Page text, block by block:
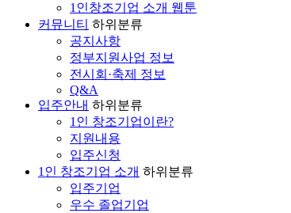
1인창조기업 소개 웹툰
커뮤니티 하위분류
공지사항
정부지원사업 정보
전시회·축제 정보
Q&A
입주안내 하위분류
1인 창조기업이란?
지원내용
입주신청
1인 창조기업 소개 하위분류
입주기업
우수 졸업기업